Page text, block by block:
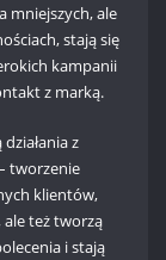
mniejszych, ale
stają się
kampanii
z marką.
z
tworzenie
klientów,
też tworzą
i stają